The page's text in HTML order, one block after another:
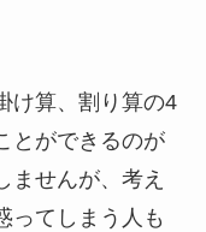
け算、割り算の4
とができるのが
ませんが、考え
ってしまう人も